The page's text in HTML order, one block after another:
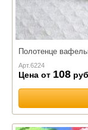
Полотенце
Арт.6224
Цена от 108